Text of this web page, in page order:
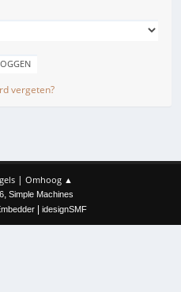
vergeten?
| Omhoog ▲
, Simple Machines
idesignSMF